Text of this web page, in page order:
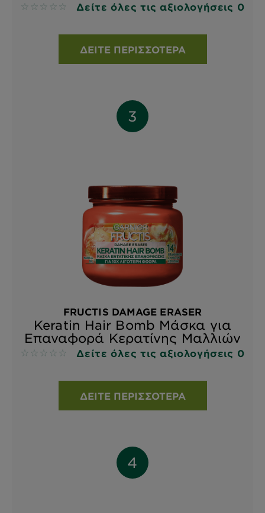
No reviews Δείτε όλες τις αξιολογήσεις 0
ΔΕΊΤΕ ΠΕΡΙΣΣΌΤΕΡΑ
FRUCTIS DAMAGE ERASER
Keratin Hair Bomb Μάσκα για
Επαναφορά Κερατίνης Μαλλιών
No reviews Δείτε όλες τις αξιολογήσεις 0
ΔΕΊΤΕ ΠΕΡΙΣΣΌΤΕΡΑ